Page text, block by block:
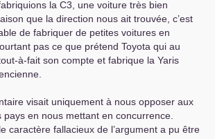
la C3, une voiture très bien
que la direction nous ait trouvée, c’est
de fabriquer de petites voitures en
pas ce que prétend Toyota qui au
à-fait son compte et fabrique la Yaris
visait uniquement à nous opposer aux
en nous mettant en concurrence.
caractère fallacieux de l’argument a pu être